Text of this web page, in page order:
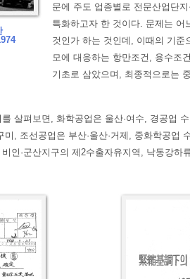
문에 주도 업종별로 전문산업단
특화하고자 한 것이다. 문제는 어
것인가 하는 것인데, 이때의 기준
모에 대응하는 항만조건, 용수조
기초로 삼았으며, 최종적으로는
살펴보면, 화학공업은 울산·여수, 경공업
미, 조선공업은 부산·울산·거제, 중화학공업
인·군산지구의 제2수출자유지역, 낙동강하